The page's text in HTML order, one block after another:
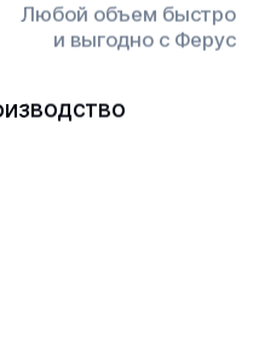
Любой объем быстро
и выгодно с Ферус